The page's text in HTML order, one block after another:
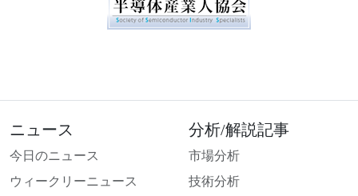
ニュース
今日のニュース
ウィークリーニュース
分析/解説記事
市場分析
技術分析